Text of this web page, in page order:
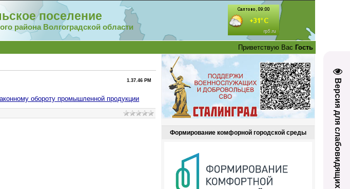
Версия для слабовидящих
поселение
района Волгоградской области
Приветствую Вас Гость
1.37.46 PM
обороту промышленной продукции
Формирование комфорной городской среды